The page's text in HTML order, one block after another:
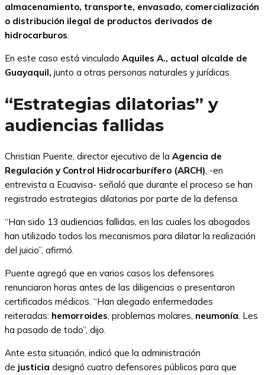
almacenamiento, transporte, envasado, comercialización
o distribución ilegal de productos derivados de
hidrocarburos
En este caso está vinculado Aquiles A., actual alcalde de
Guayaquil, junto a otras personas naturales y jurídicas.
“Estrategias dilatorias” y
audiencias fallidas
Christian Puente, director ejecutivo de la Agencia de
Regulación y Control Hidrocarburífero (ARCH), -en
entrevista a Ecuavisa- señaló que durante el proceso se han
registrado estrategias dilatorias por parte de la defensa.
“Han sido 13 audiencias fallidas, en las cuales los abogados
han utilizado todos los mecanismos para dilatar la realización
del juicio”, afirmó.
Puente agregó que en varios casos los defensores
renunciaron horas antes de las diligencias o presentaron
certificados médicos. “Han alegado enfermedades
reiteradas: hemorroides, problemas molares, neumonía. Les
ha pasado de todo”, dijo.
Ante esta situación, indicó que la administración
de justicia designó cuatro defensores públicos para que